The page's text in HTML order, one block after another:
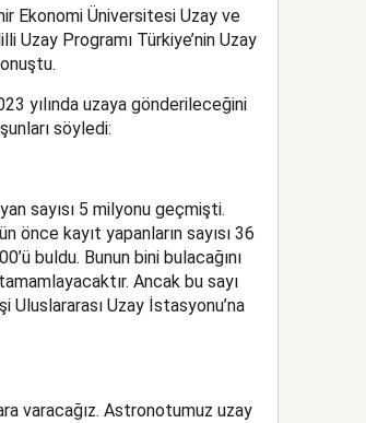
Ekonomi Üniversitesi Uzay ve
Uzay Programı Türkiye’nin Uzay
yılında uzaya gönderileceğini
söyledi:
sayısı 5 milyonu geçmişti.
önce kayıt yapanların sayısı 36
buldu. Bunun bini bulacağını
Ancak bu sayı
Uzay İstasyonu’na
varacağız. Astronotumuz uzay